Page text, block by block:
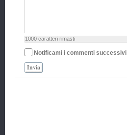
1000 caratteri rimasti
Notificami i commenti successivi
Invia